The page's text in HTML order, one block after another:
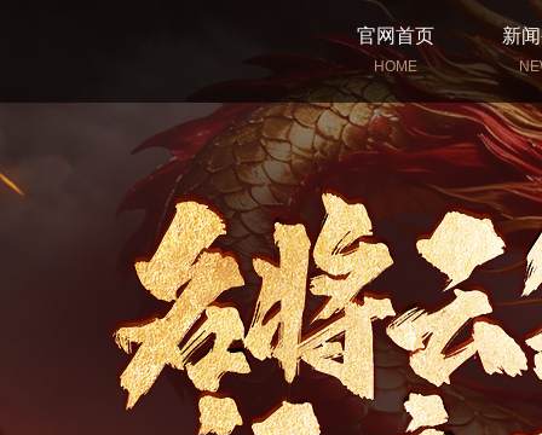
官网首页
HOME
新